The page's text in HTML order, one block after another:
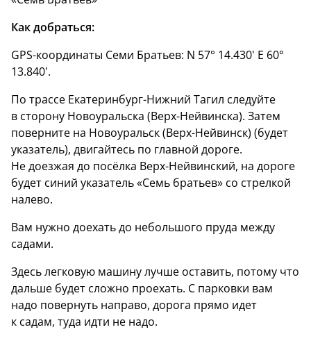
Как добраться:
GPS-координаты Семи Братьев: N 57° 14.430' E 60°
13.840'.
По трассе Екатеринбург-Нижний Тагил следуйте
в сторону Новоуральска (Верх-Нейвинска). Затем
поверните на Новоуральск (Верх-Нейвинск) (будет
указатель), двигайтесь по главной дороге.
Не доезжая до посёлка Верх-Нейвинский, на дороге
будет синий указатель «Семь братьев» со стрелкой
налево.
Вам нужно доехать до небольшого пруда между
садами.
Здесь легковую машину лучше оставить, потому что
дальше будет сложно проехать. С парковки вам
надо повернуть направо, дорога прямо идет
к садам, туда идти не надо.